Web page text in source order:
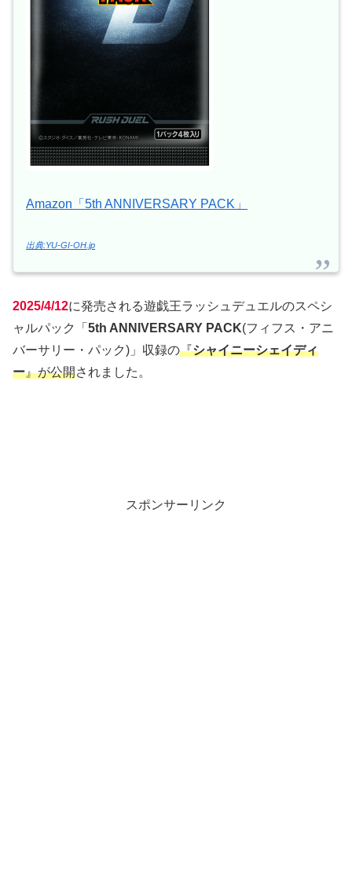
Amazon「5th ANNIVERSARY PACK」
出典:YU-GI-OH.jp
2025/4/12に発売される遊戯王ラッシュデュエルのスペシ
ャルパック「 5th ANNIVERSARY PACK(フィフス・アニ
バーサリー・パック)」収録の『シャイニーシェイディ
ー』が公開されました。
スポンサーリンク